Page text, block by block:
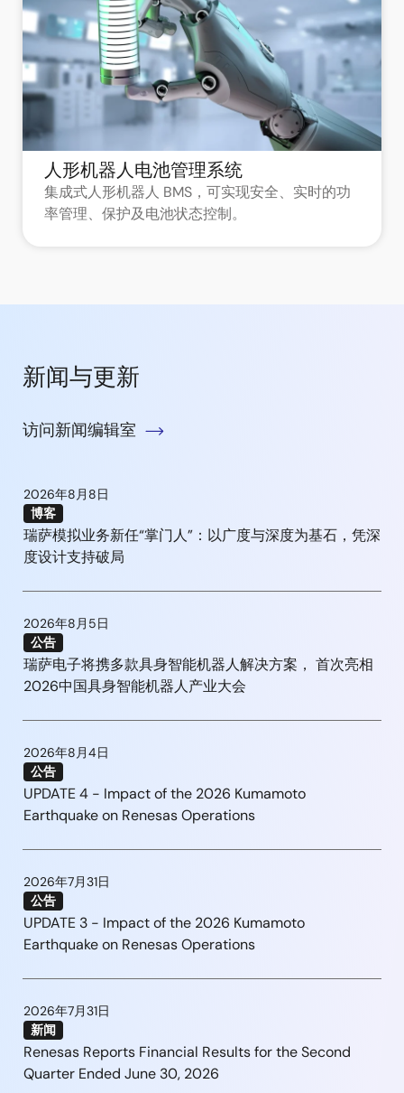
人形机器人电池管理系统
集成式人形机器人 BMS，可实现安全、实时的功
率管理、保护及电池状态控制。
新闻与更新
访问新闻编辑室
2026年8月8日
博客
瑞萨模拟业务新任“掌门人”：以广度与深度为基石，凭深
度设计支持破局
2026年8月5日
公告
瑞萨电子将携多款具身智能机器人解决方案， 首次亮相
2026中国具身智能机器人产业大会
2026年8月4日
公告
UPDATE 4 - Impact of the 2026 Kumamoto
Earthquake on Renesas Operations
2026年7月31日
公告
UPDATE 3 - Impact of the 2026 Kumamoto
Earthquake on Renesas Operations
2026年7月31日
新闻
Renesas Reports Financial Results for the Second
Quarter Ended June 30, 2026